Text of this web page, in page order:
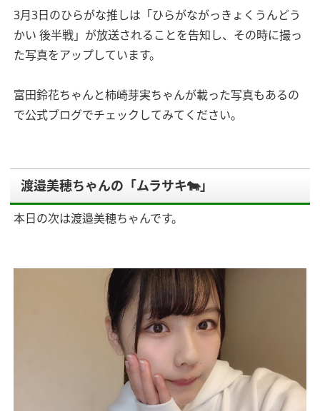
3月3日のひらがな推しは「ひらがながっきょくうんどう
かい 後半戦」が放送されることを告知し、その時に撮っ
た写真をアップしています。
富田鈴花ちゃんと柿崎芽実ちゃんが載った写真もあるの
で公式ブログでチェックしてみてください。
渡邉美穂ちゃんの「ムラサキ🐄」
本日の次は渡邉美穂ちゃんです。